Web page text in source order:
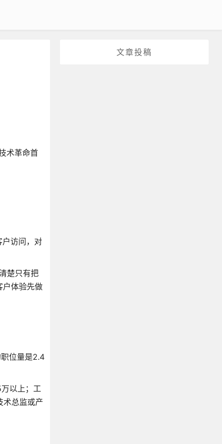
文章投稿
术革命首
访问，对
楚只有把
户体验先做
位量是2.4
以上；工
术总监或产